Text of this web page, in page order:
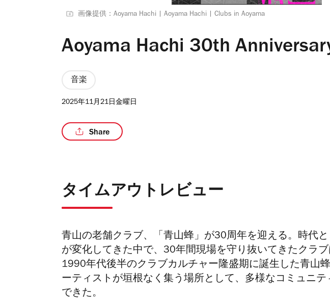
画像提供：Aoyama Hachi | Aoyama Hachi | Clubs in Aoyama
Aoyama Hachi 30th
音楽
2025年11月21日金曜日
Share
タイムアウトレビュー
青山の老舗クラブ、「青山蜂」が30周年を迎える。時代
が変化してきた中で、30年間現場を守り抜いてきたクラブ
1990年代後半のクラブカルチャー隆盛期に誕生した青山
ーティストが垣根なく集う場所として、多様なコミュニ
できた。